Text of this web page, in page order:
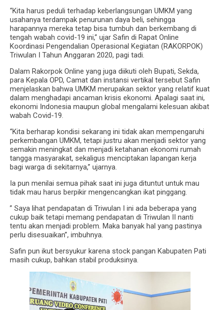
“Kita harus peduli terhadap keberlangsungan UMKM yang
usahanya terdampak penurunan daya beli, sehingga
harapannya mereka tetap bisa tumbuh dan berkembang di
tengah wabah covid-19 ini,” ujar Safin di Rapat Online
Koordinasi Pengendalian Operasional Kegiatan (RAKORPOK)
Triwulan I Tahun Anggaran 2020, pagi tadi.
Dalam Rakorpok Online yang juga diikuti oleh Bupati, Sekda,
para Kepala OPD, Camat dan instansi vertikal tersebut Safin
menjelaskan bahwa UMKM merupakan sektor yang relatif kuat
dalam menghadapi ancaman krisis ekonomi. Apalagi saat ini,
ekonomi Indonesia maupun global mengalami kelesuan akibat
wabah Covid-19.
“Kita berharap kondisi sekarang ini tidak akan mempengaruhi
perkembangan UMKM, tetapi justru akan menjadi sektor yang
semakin meningkat dan menjadi ketahanan ekonomi rumah
tangga masyarakat, sekaligus menciptakan lapangan kerja
bagi warga di sekitarnya,” ujarnya.
Ia pun menilai semua pihak saat ini juga dituntut untuk mau
tidak mau harus berpikir mengencangkan ikat pinggang.
” Saya lihat pendapatan di Triwulan I ini ada beberapa yang
cukup baik tetapi memang pendapatan di Triwulan II nanti
tentu akan menjadi problem. Maka banyak hal yang pastinya
perlu disesuaikan”, imbuhnya.
Safin pun ikut bersyukur karena stock pangan Kabupaten Pati
masih cukup, bahkan stabil produksinya.